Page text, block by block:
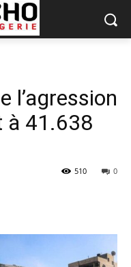
l’agression
à 41.638
0
510